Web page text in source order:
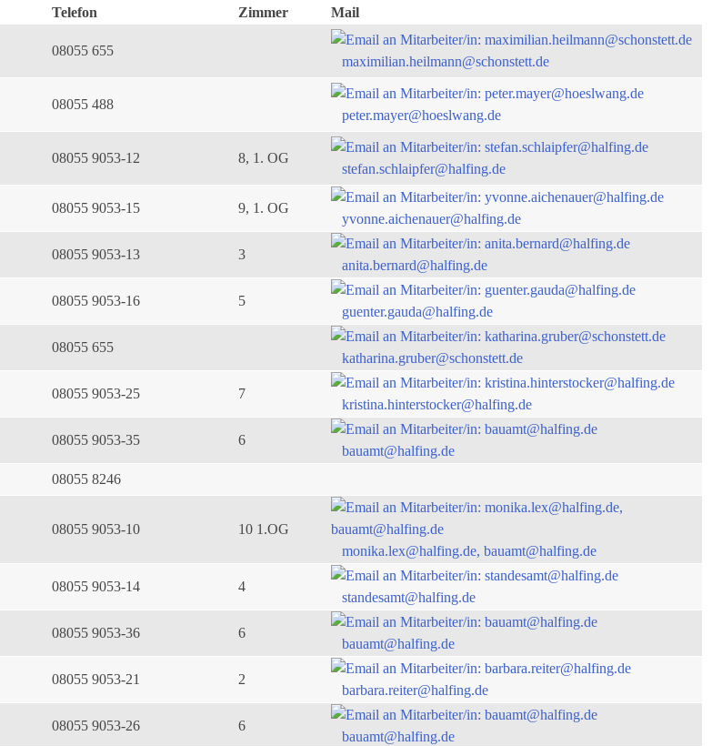
Telefon Zimmer
Mail
08055 655
maximilian.heilmann@schonstett.de
08055 488
peter.mayer@hoeslwang.de
08055 9053-12 8, 1. OG
stefan.schlaipfer@halfing.de
08055 9053-15 9, 1. OG
yvonne.aichenauer@halfing.de
08055 9053-13 3
anita.bernard@halfing.de
08055 9053-16 5
guenter.gauda@halfing.de
08055 655
katharina.gruber@schonstett.de
08055 9053-25 7
kristina.hinterstocker@halfing.de
08055 9053-35 6
bauamt@halfing.de
08055 8246
08055 9053-10
10 1.OG
monika.lex@halfing.de, bauamt@halfing.de
08055 9053-14 4
standesamt@halfing.de
08055 9053-36 6
bauamt@halfing.de
08055 9053-21 2
barbara.reiter@halfing.de
08055 9053-26 6
bauamt@halfing.de